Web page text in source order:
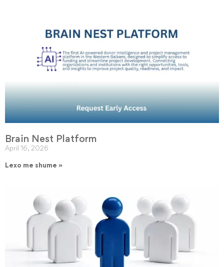
Brain Nest Platform
April 16, 2026
Lexo me shume »